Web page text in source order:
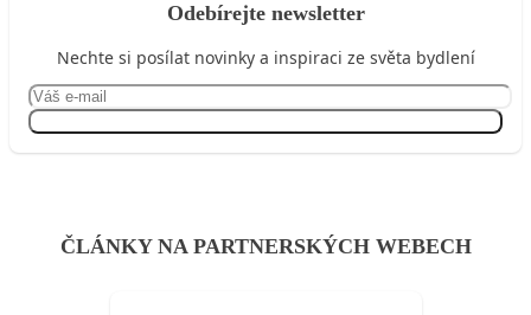
Odebírejte newsletter
Nechte si posílat novinky a inspiraci ze světa bydlení
ČLÁNKY NA PARTNERSKÝCH WEBECH